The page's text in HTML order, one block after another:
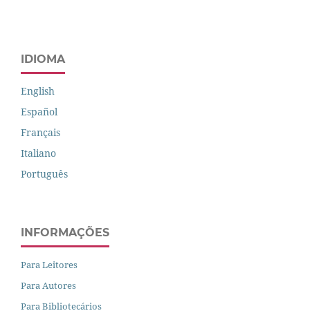
IDIOMA
English
Español
Français
Italiano
Português
INFORMAÇÕES
Para Leitores
Para Autores
Para Bibliotecários